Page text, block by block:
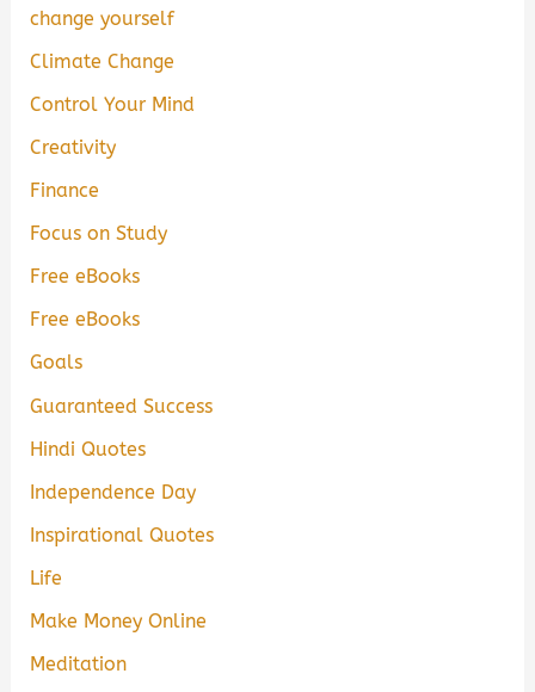
change yourself
Climate Change
Control Your Mind
Creativity
Finance
Focus on Study
Free eBooks
Free eBooks
Goals
Guaranteed Success
Hindi Quotes
Independence Day
Inspirational Quotes
Life
Make Money Online
Meditation